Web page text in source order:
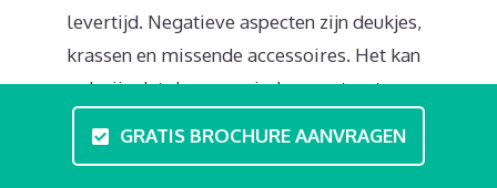
levertijd. Negatieve aspecten zijn deukjes,
krassen en missende accessoires. Het kan
ook zijn dat de accu minder presteert.
GRATIS BROCHURE AANVRAGEN